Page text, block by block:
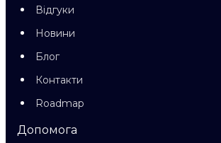
Відгуки
Новини
Блог
Контакти
Roadmap
Допомога